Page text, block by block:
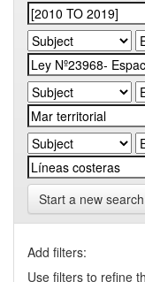
Start a new search
Add filters:
Use filters to refine